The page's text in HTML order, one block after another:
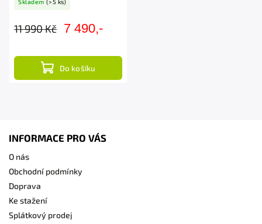
Skladem (>5 ks)
11 990 Kč 7 490,-
Do košíku
INFORMACE PRO VÁS
O nás
Obchodní podmínky
Doprava
Ke stažení
Splátkový prodej